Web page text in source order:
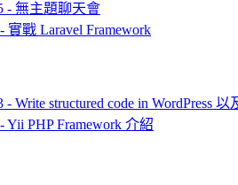
- 無主題聊天會
實戰 Laravel Framework
- Write structured code in WordPress
Yii PHP Framework 介紹